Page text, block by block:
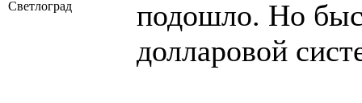
Светлоград
подошло. Но
долларовой